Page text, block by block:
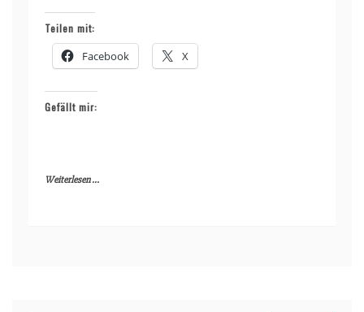
Teilen mit:
Facebook X
Gefällt mir:
Weiterlesen ...